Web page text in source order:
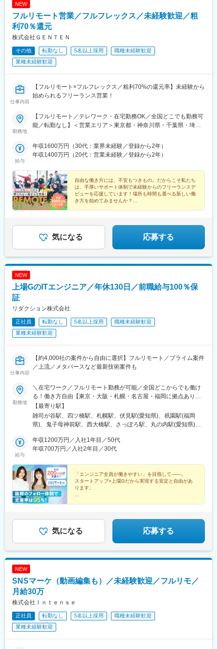
NEW
フルリモート営業／フルフレックス／未経験歓迎／粗
利70％還元
株式会社ＧＥＮＴＥＮ
その他 転勤なし 5名以上採用
職種未経験歓迎
業種未経験歓迎
仕事内容
【フルリモート×フルフレックス／粗利70%の還元率】未経験から
始められるフリーランス営業！
勤務地
【フルリモート／テレワーク・在宅勤務OK／全国どこでも勤務可
能／転勤なし】＜営業エリア＞東京都・神奈川県・千葉県・埼玉
お任せします。もちろん、オンライン商談も可能です。★自社オ
フィスは無料で利用できます！フリーランスだから孤独感を感じ
る…そんな心配はありません！当社ではフリーランス同士の繋が
ーがいるので、質問や相談もしやすい環境です。【本社】東京都
新宿区山吹町348-6 DSDビル5F（利用可能時間／平日9：00～
18：00）＜アクセス＞東京メトロ有楽町線「江戸川橋駅」から徒
歩4分【大阪支店】大阪市北区豊崎3-3-7カワイビル5F＜アクセス
＞大阪メトロ御堂筋線「中津駅」から徒歩5分阪急「梅田駅」かた
ンバーが多いです。受動喫煙対策：屋内禁煙
給与
年収1600万円（30代：業界未経験／登録から2年）
年収1400万円（20代：営業未経験／登録から2年）
自由な働き方には、不安もつきもの。だからこそ私たち
は、手厚いサポート体制で未経験からのフリーランスデ
ビューを応援しています！場所も時間も選べる新しい働
き方を始めてみませんか？
☆フルフレックス
気になる 応募する
NEW
上場GのITエンジニア／年休130日／前職給与100％保
証
リダクション株式会社
正社員 転勤なし 5名以上採用
職種未経験歓迎
業種未経験歓迎
仕事内容
【約4,000社の案件から自由に選択】フルリモート／プライム案件
／上流／メタバースなど最新技術案件も
勤務地
＼在宅ワーク／フルリモート勤務が可能／全国どこからでも働け
る！働き方自由【東京・大阪・札幌・名古屋・福岡に拠点あり】
★在宅ワークOK！／希望を考慮し決定／転居を伴う転勤なし★海
外出張ありの案件もあります■本社：東京都豊島区高田2丁目17-
22 目白中野ビル 5階■大阪：大阪市西区新町1-6-23 四ツ橋大川ビ
ャステール■名古屋：愛知県名古屋市中区栄2-2-1 広小路伏見中駒
ビル■福岡：福岡県福岡市博多区博多駅前2-19-17 トーカン博多第
【最寄り駅】
雑司が谷駅、四ツ橋駅、札幌駅、伏見駅(愛知県)、祇園駅(福岡
県)、鬼子母神前駅、西大橋駅、さっぽろ駅、丸の内駅(愛知県)、
給与
年収1200万円／入社1年目／50代
年収700万円／入社2年目／30代
「エンジニア全員が働きやすい」を目指して――。
スタートアップ×上場Gだから実現する安定と自由があ
ります。
●安心の案件選択制
●リモートOK／年休130日／副業OK
気になる 応募する
NEW
SNSマーケ（動画編集も）／未経験歓迎／フルリモ／
月給30万
株式会社Ｉｎｔｅｎｓｅ
正社員 転勤なし 5名以上採用
職種未経験歓迎
業種未経験歓迎